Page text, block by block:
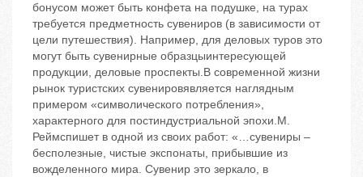
бонусом может быть конфета на подушке, на турах
требуется предметность сувениров (в зависимости от
цели путешествия). Например, для деловых туров это
могут быть сувенирные образцыинтересующей
продукции, деловые проспекты.В современной жизни
рынок туристских сувенировявляется наглядным
примером «символического потребления»,
характерного для постиндустриальной эпохи.М.
Реймспишет в одной из своих работ: «…сувениры –
бесполезные, чистые экспонаты, прибывшие из
вожделенного мира. Сувенир это зеркало, в